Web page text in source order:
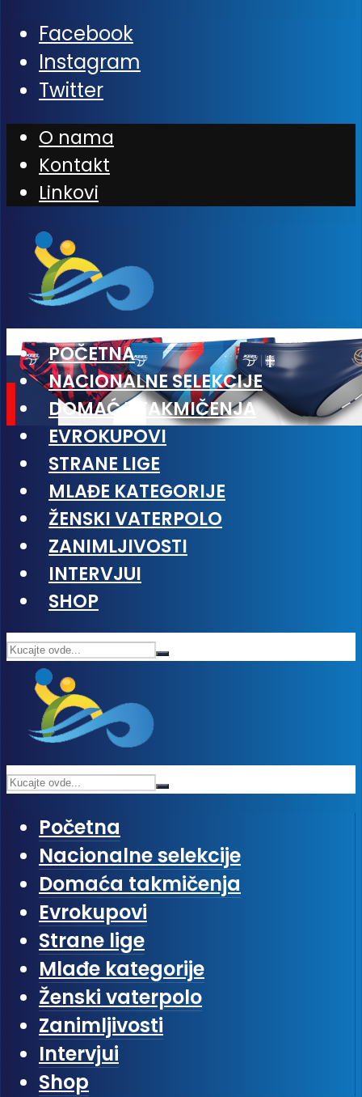
Facebook
Instagram
Twitter
O nama
Kontakt
Linkovi
POČETNA
NACIONALNE SELEKCIJE
DOMAĆA TAKMIČENJA
EVROKUPOVI
STRANE LIGE
MLAĐE KATEGORIJE
ŽENSKI VATERPOLO
ZANIMLJIVOSTI
INTERVJUI
SHOP
Početna
Nacionalne selekcije
Domaća takmičenja
Evrokupovi
Strane lige
Mlađe kategorije
Ženski vaterpolo
Zanimljivosti
Intervjui
Shop